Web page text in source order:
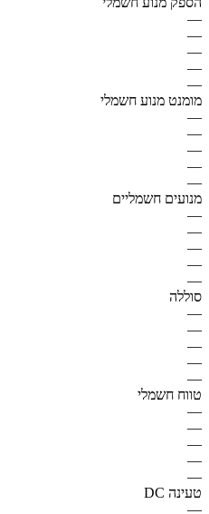
—
—
—
—
—
מומנט מנוע חשמלי
—
—
—
—
—
מנועים חשמליים
—
—
—
—
—
סוללה
—
—
—
—
—
טווח חשמלי
—
—
—
—
—
טעינה DC
—